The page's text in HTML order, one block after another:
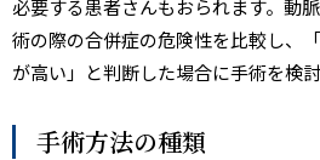
必要する患者さんもおられます。動
術の際の合併症の危険性を比較し、
が高い」と判断した場合に手術を検討
手術方法の種類